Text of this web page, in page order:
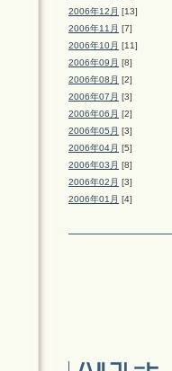
2006年12月 [13]
2006年11月 [7]
2006年10月 [11]
2006年09月 [8]
2006年08月 [2]
2006年07月 [3]
2006年06月 [2]
2006年05月 [3]
2006年04月 [5]
2006年03月 [8]
2006年02月 [3]
2006年01月 [4]